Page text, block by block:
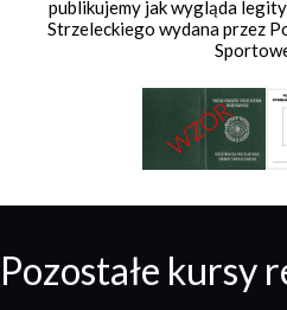
publikujemy jak wygląda
Strzeleckiego wydana przez
Pozostałe kursy